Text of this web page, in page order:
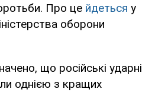
Про це йдеться у
оборони
що російські ударні
однією з кращих